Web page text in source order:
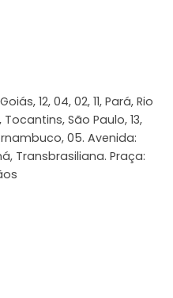
12, 04, 02, 11, Pará, Rio
São Paulo, 13,
05. Avenida:
Transbrasiliana. Praça: